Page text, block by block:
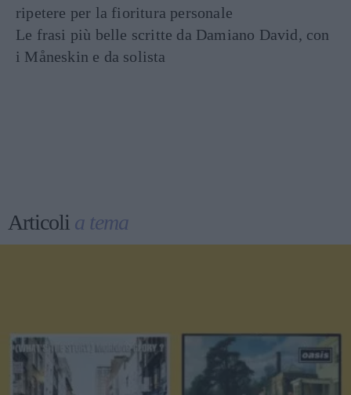
ripetere per la fioritura personale
Le frasi più belle scritte da Damiano David, con
i Måneskin e da solista
Articoli a tema